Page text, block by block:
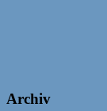
Archiv